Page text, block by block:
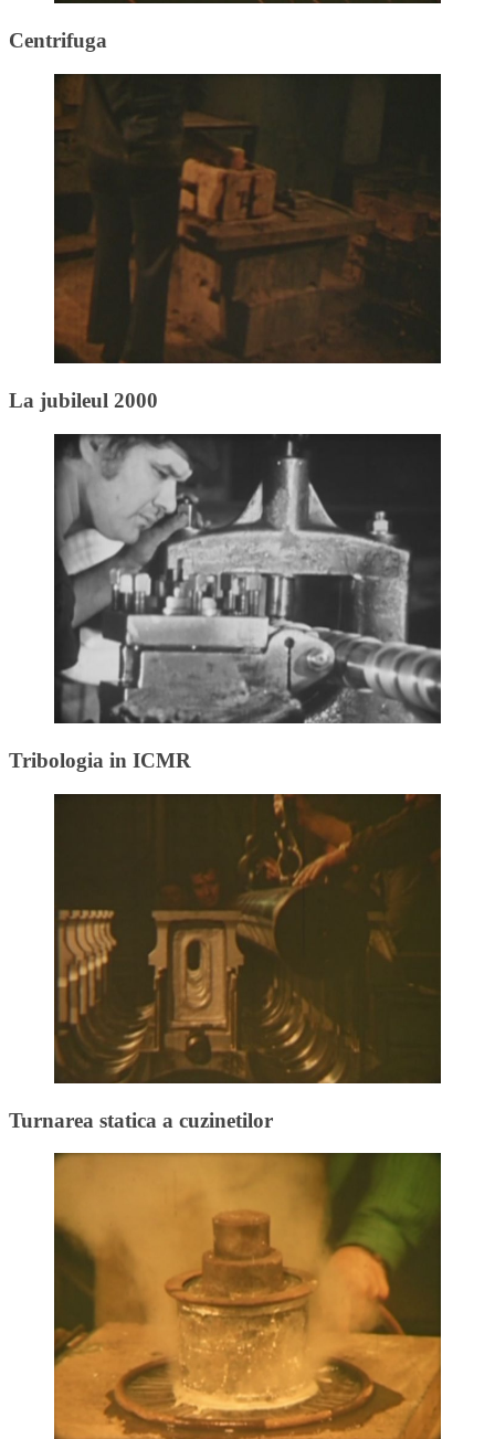
Centrifuga
La jubileul 2000
Tribologia in ICMR
Turnarea statica a cuzinetilor